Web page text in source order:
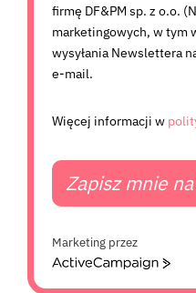
firmę DF&PM sp. z o.o.
marketingowych, w tym
wysyłania Newslettera
e-mail.
Więcej informacji w
Zapisz mnie
Marketing przez
A